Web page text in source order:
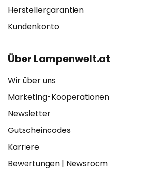
Herstellergarantien
Kundenkonto
Über Lampenwelt.at
Wir über uns
Marketing-Kooperationen
Newsletter
Gutscheincodes
Karriere
Bewertungen | Newsroom